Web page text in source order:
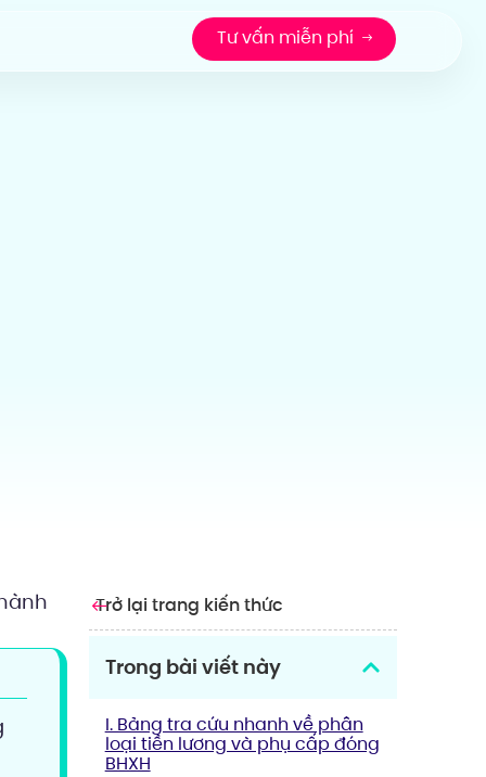
Tư vấn miễn phí
Trở lại trang kiến thức
Trong bài viết này
I. Bảng tra cứu nhanh về phân
loại tiền lương và phụ cấp đóng
BHXH